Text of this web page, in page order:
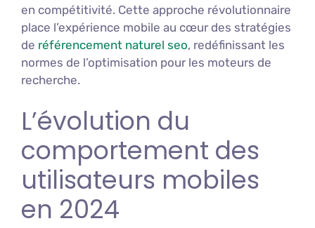
en compétitivité. Cette approche révolutionnaire
place l’expérience mobile au cœur des stratégies
de référencement naturel seo, redéfinissant les
normes de l’optimisation pour les moteurs de
recherche.
L’évolution du
comportement des
utilisateurs mobiles
en 2024